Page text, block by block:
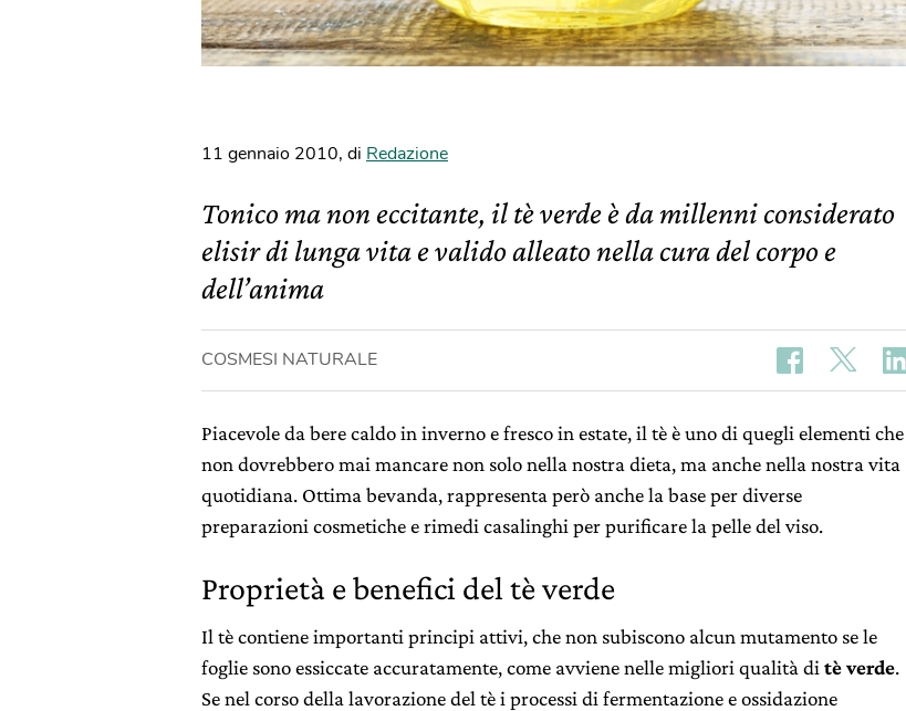
11 gennaio 2010, di Redazione
Tonico ma non eccitante, il tè verde è da millenni considerato
elisir di lunga vita e valido alleato nella cura del corpo e
dell’anima
COSMESI NATURALE
Piacevole da bere caldo in inverno e fresco in estate, il tè è uno di quegli elementi che
non dovrebbero mai mancare non solo nella nostra dieta, ma anche nella nostra vita
quotidiana. Ottima bevanda, rappresenta però anche la base per diverse
preparazioni cosmetiche e rimedi casalinghi per purificare la pelle del viso.
Proprietà e benefici del tè verde
Il tè contiene importanti principi attivi, che non subiscono alcun mutamento se le
foglie sono essiccate accuratamente, come avviene nelle migliori qualità di tè verde.
Se nel corso della lavorazione del tè i processi di fermentazione e ossidazione